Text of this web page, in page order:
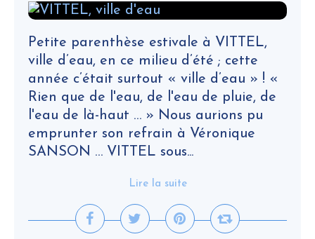
Petite parenthèse estivale à VITTEL,
ville d’eau, en ce milieu d’été ; cette
année c’était surtout « ville d’eau » ! «
Rien que de l'eau, de l'eau de pluie, de
l'eau de là-haut … » Nous aurions pu
emprunter son refrain à Véronique
SANSON … VITTEL sous...
Lire la suite